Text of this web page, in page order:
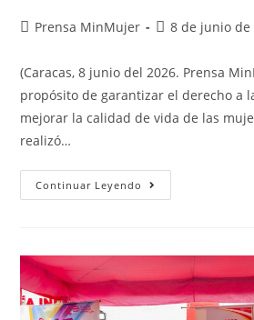
Prensa MinMujer 8 de junio de
(Caracas, 8 junio del 2026. Prensa
propósito de garantizar el derecho a
mejorar la calidad de vida de las
realizó…
Continuar Leyendo